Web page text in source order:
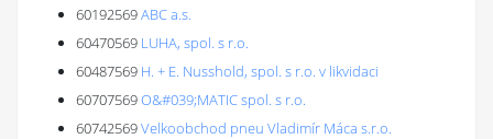
60192569ABC a.s.
60470569 LUHA, spol. s r.o.
60487569 H. + E. Nusshold, spol. s r.o. v likvidaci
60707569O&#039;MATIC spol. s r.o.
60742569Velkoobchod pneu Vladimír Máca s.r.o.